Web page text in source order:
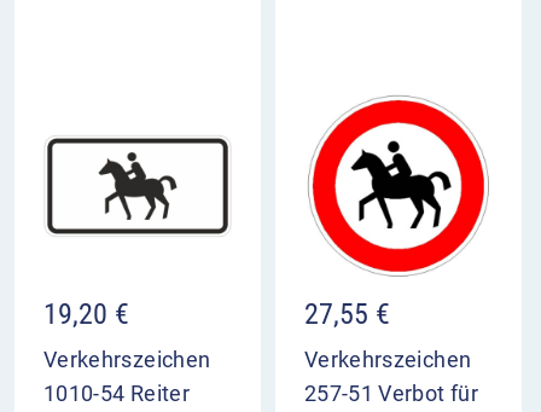
19,20 €
Verkehrszeichen
1010-54 Reiter
27,55 €
Verkehrszeichen
257-51 Verbot für